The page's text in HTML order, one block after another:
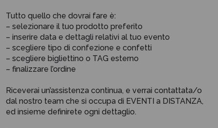
Tutto quello che dovrai fare è:
– selezionare il tuo prodotto preferito
– inserire data e dettagli relativi al tuo evento
– scegliere tipo di confezione e confetti
– scegliere bigliettino o TAG esterno
– finalizzare l’ordine
Riceverai un’assistenza continua, e verrai contattata/o
dal nostro team che si occupa di EVENTI a DISTANZA,
ed insieme definirete ogni dettaglio.